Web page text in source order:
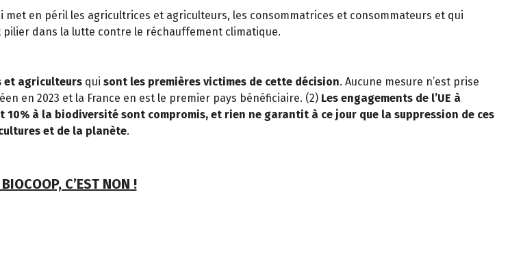
met en péril les agricultrices et agriculteurs, les consommatrices et consommateurs et qui
dans la lutte contre le réchauffement climatique.
et agriculteurs qui sont les premières victimes de cette décision. Aucune mesure n’est prise
en 2023 et la France en est le premier pays bénéficiaire. (2) Les engagements de l’UE à
à la biodiversité sont compromis, et rien ne garantit à ce jour que la suppression de ces
et de la planète.
C’EST NON !